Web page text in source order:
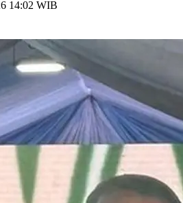
14:02 WIB